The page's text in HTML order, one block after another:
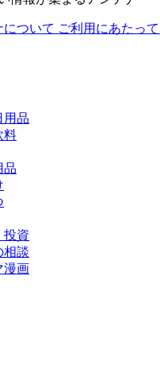
について ご利用にあたって
用品
料
品
投資
相談
漫画